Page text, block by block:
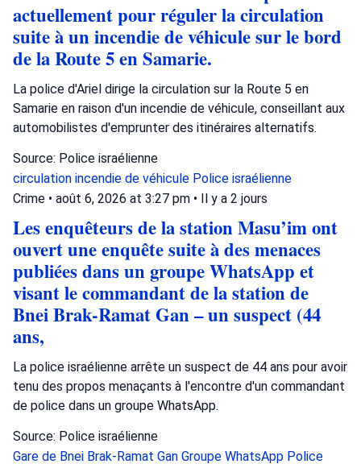
actuellement pour réguler la circulation
suite à un incendie de véhicule sur le bord
de la Route 5 en Samarie.
La police d'Ariel dirige la circulation sur la Route 5 en
Samarie en raison d'un incendie de véhicule, conseillant aux
automobilistes d'emprunter des itinéraires alternatifs.
Source: Police israélienne
circulation incendie de véhicule Police israélienne
Crime • août 6, 2026 at 3:27 pm • Il y a 2 jours
Les enquêteurs de la station Masu’im ont
ouvert une enquête suite à des menaces
publiées dans un groupe WhatsApp et
visant le commandant de la station de
Bnei Brak-Ramat Gan – un suspect (44
ans,
La police israélienne arrête un suspect de 44 ans pour avoir
tenu des propos menaçants à l'encontre d'un commandant
de police dans un groupe WhatsApp.
Source: Police israélienne
Gare de Bnei Brak-Ramat Gan Groupe WhatsApp Police